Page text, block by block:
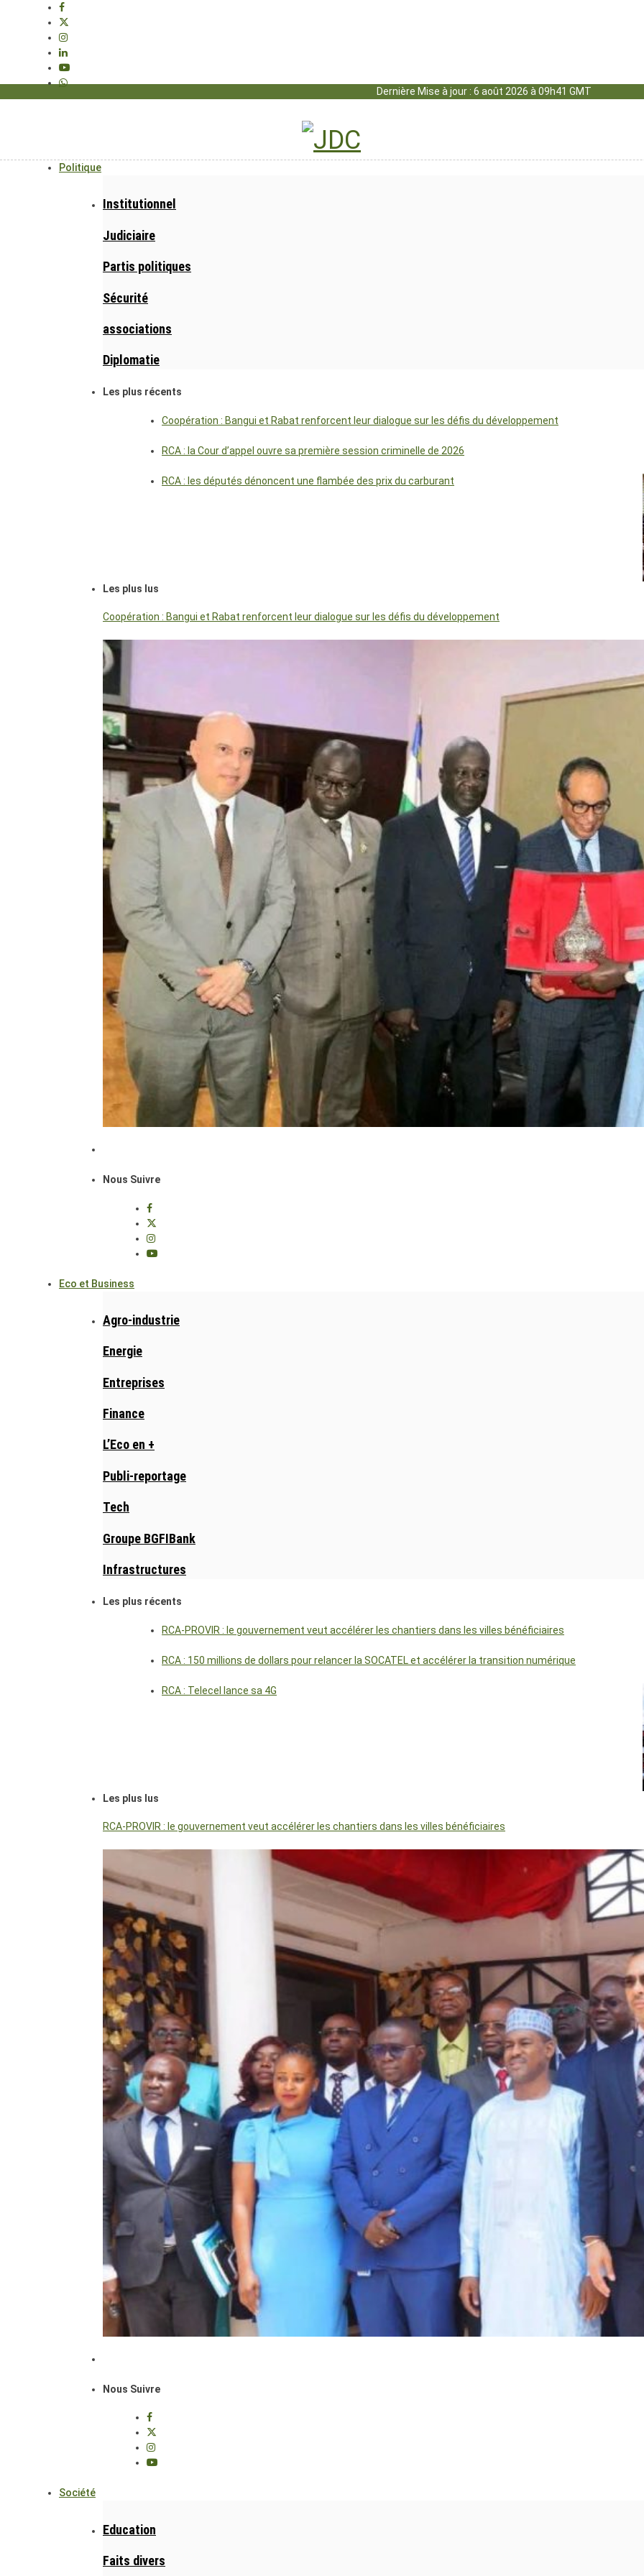
Dernière Mise à jour : 6 août 2026 à 09h41 GMT
Politique
Institutionnel
Judiciaire
Partis politiques
Sécurité
associations
Diplomatie
Les plus récents
Coopération : Bangui et Rabat renforcent leur dialogue sur les défis du développement
RCA : la Cour d’appel ouvre sa première session criminelle de 2026
RCA : les députés dénoncent une flambée des prix du carburant
Les plus lus
Coopération : Bangui et Rabat renforcent leur dialogue sur les défis du développement
Nous Suivre
Eco et Business
Agro-industrie
Energie
Entreprises
Finance
L’Eco en +
Publi-reportage
Tech
Groupe BGFIBank
Infrastructures
Les plus récents
RCA-PROVIR : le gouvernement veut accélérer les chantiers dans les villes bénéficiaires
RCA : 150 millions de dollars pour relancer la SOCATEL et accélérer la transition numérique
RCA : Telecel lance sa 4G
Les plus lus
RCA-PROVIR : le gouvernement veut accélérer les chantiers dans les villes bénéficiaires
Nous Suivre
Société
Education
Faits divers